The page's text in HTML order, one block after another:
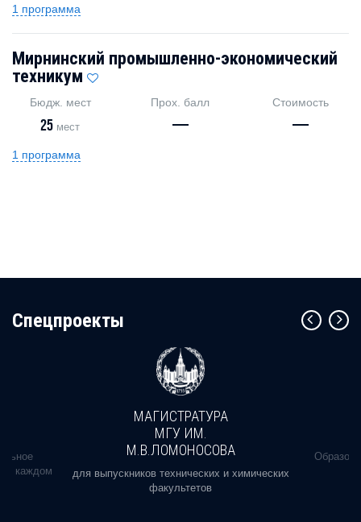
1 программа
Мирнинский промышленно-экономический
техникум
Бюдж. мест
25 мест
Прох. балл
—
Стоимость
—
1 программа
Cпецпроекты
в каждом
МАГИСТРАТУРА
МГУ ИМ.
М.В.ЛОМОНОСОВА
для выпускников технических и химических
факультетов